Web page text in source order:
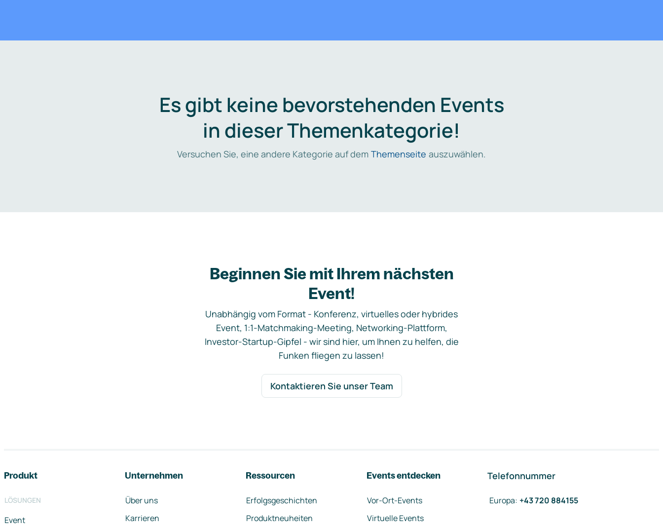
Es gibt keine bevorstehenden Events
in dieser Themenkategorie!
Versuchen Sie, eine andere Kategorie auf dem Themenseite auszuwählen.
Beginnen Sie mit Ihrem nächsten
Event!
Unabhängig vom Format - Konferenz, virtuelles oder hybrides
Event, 1:1-Matchmaking-Meeting, Networking-Plattform,
Investor-Startup-Gipfel - wir sind hier, um Ihnen zu helfen, die
Funken fliegen zu lassen!
Kontaktieren Sie unser Team
Produkt
LÖSUNGEN
Event
Unternehmen
Über uns
Karrieren
Ressourcen
Erfolgsgeschichten
Produktneuheiten
Events entdecken
Vor-Ort-Events
Virtuelle Events
Telefonnummer
Europa: +43 720 884155